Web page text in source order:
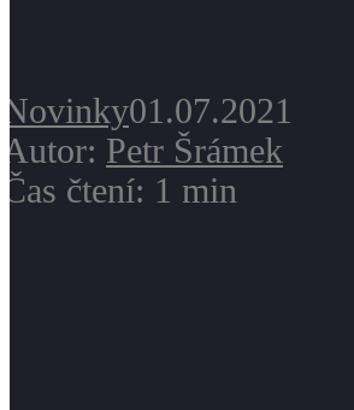
Novinky01.07.2021
Autor: Petr Šrámek
Čas čtení: 1 min